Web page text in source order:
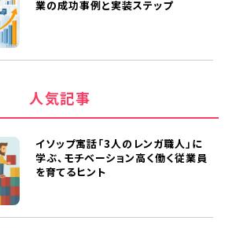
業の成功事例と実装ステップ
人気記事
イソップ寓話「3人のレンガ職人」に
学ぶ、モチベーション高く働く従業員
を育てるヒント